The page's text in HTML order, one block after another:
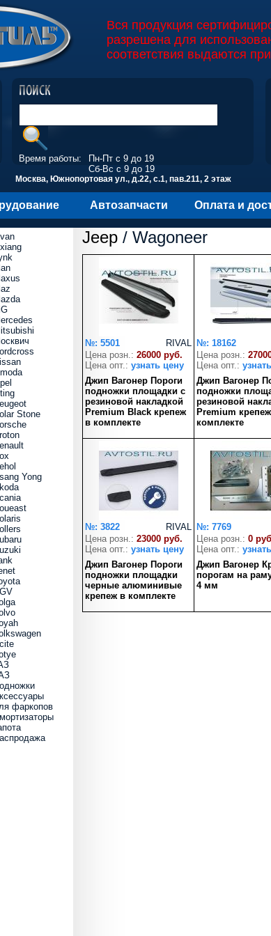
Вся продукция
разрешена для
соответствия выдаются
Время работы:
Пн-Пт с 9 до 19
Сб-Вс с 9 до 19
Москва, Южнопортовая ул., д.22, с.1, пав.211, 2 этаж
Автозапчасти Оплата и
Jeep / Wagoneer
RIVAL
№: 5501
Цена розн.: 26000 руб.
Цена опт.: узнать цену
Джип Вагонер Пороги
подножки площадки с
резиновой накладкой
Premium Black крепеж
в комплекте
№: 18162
Цена розн.:
Цена опт.:
Джип Вагонер
подножки
резиновой
Premium
комплекте
RIVAL
№: 3822
Цена розн.: 23000 руб.
Цена опт.: узнать цену
Джип Вагонер Пороги
подножки площадки
черные алюминивые
крепеж в комплекте
№: 7769
Цена розн.: 0
Цена опт.:
Джип Вагонер
порогам на
4 мм
Stone
Yong
фаркопов